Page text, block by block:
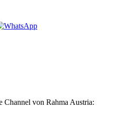
Channel von Rahma Austria: